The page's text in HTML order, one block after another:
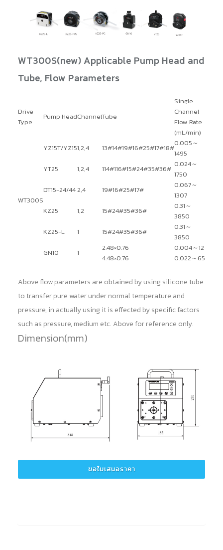
WT300S(new) Applicable Pump Head and
Tube, Flow Parameters
Drive
Type
Pump HeadChannelTube
Single
Channel
Flow Rate
(mL/min)
WT300S
YZ15T/YZ151,2,4 13#14#19#16#25#17#18#
0.005～
1495
YT25
1,2,4 114#116#15#24#35#36#
0.024～
1750
DT15-24/442,4 19#16#25#17#
0.067～
1307
KZ25
1,2 15#24#35#36#
0.31～
3850
KZ25-L
1 15#24#35#36#
0.31～
3850
GN10
1
2.48×0.76
0.004～12
4.48×0.76
0.022～65
Above flow parameters are obtained by using silicone tube
to transfer pure water under normal temperature and
pressure, in actually using it is effected by specific factors
such as pressure, medium etc. Above for reference only.
Dimension(mm)
ขอใบเสนอราคา